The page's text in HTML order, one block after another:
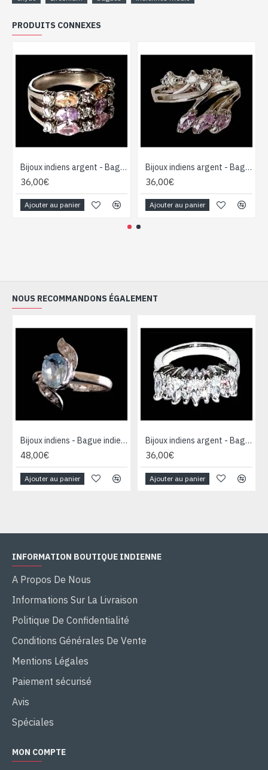
PRODUITS CONNEXES
Bijoux indiens argent - Bague indienne oxyde de Zirconium
36,00€
Ajouter au panier
Bijoux indiens argent - Bague indienne oxyde de Zirconium
36,00€
Ajouter au panier
NOUS RECOMMANDONS ÉGALEMENT
Bijoux indiens - Bague indienne rhodiée Topaze
48,00€
Ajouter au panier
Bijoux indiens argent - Bague indienne oxyde de Zirconium
36,00€
Ajouter au panier
INFORMATION BOUTIQUE INDIENNE
A Propos De Nous
Informations Sur La Livraison
Politique De Confidentialité
Conditions Générales De Vente
Mentions Légales
Paiement sécurisé
Avis
Spéciales
MON COMPTE